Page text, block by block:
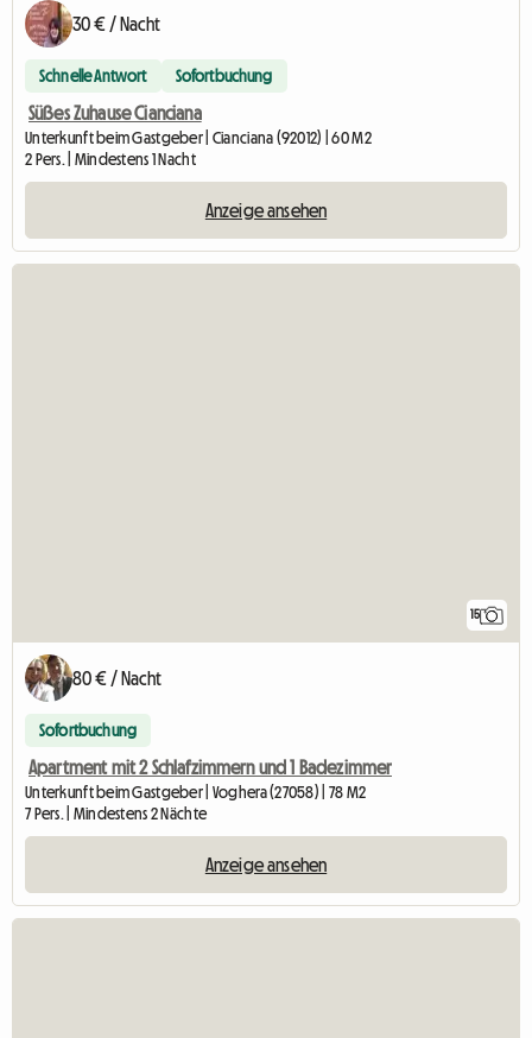
30 € / Nacht
Schnelle Antwort Sofortbuchung
Süßes Zuhause Cianciana
Unterkunft beim Gastgeber | Cianciana (92012) | 60 M2
2 Pers. | Mindestens 1 Nacht
Anzeige ansehen
15
80 € / Nacht
Sofortbuchung
Apartment mit 2 Schlafzimmern und 1 Badezimmer
Unterkunft beim Gastgeber | Voghera (27058) | 78 M2
7 Pers. | Mindestens 2 Nächte
Anzeige ansehen